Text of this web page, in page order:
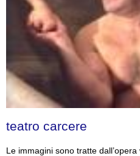
teatro carcere
Le immagini sono tratte dall’opera